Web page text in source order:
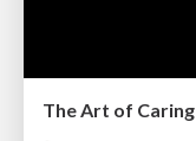
The Art of Caring